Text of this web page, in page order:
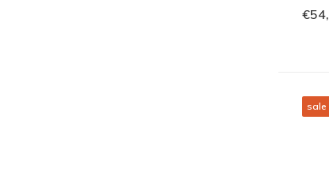
sale